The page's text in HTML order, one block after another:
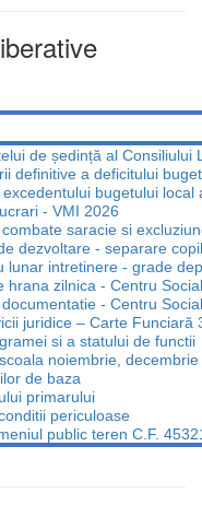
de ședință al
definitive a deficitului
bugetului
- VMI 2026
saracie si
dezvoltare - separare
lunar intretinere - grade
zilnica - Centru
- Centru
juridice – Carte Funciară
si a statului de functii
noiembrie,
de baza
primarului
periculoase
public teren C.F.